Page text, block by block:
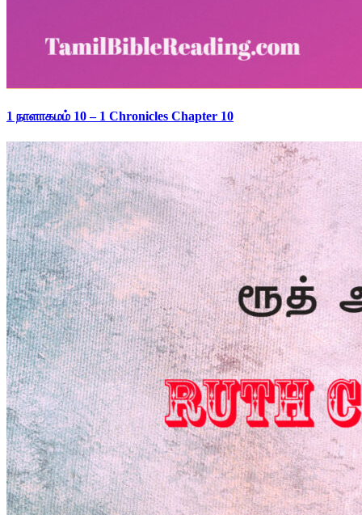
1 நாளாகமம் 10 – 1 Chronicles Chapter 10